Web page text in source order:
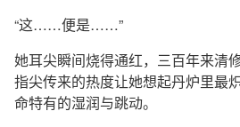
“这……便是……”
她耳尖瞬间烧得通红，三百年来清
指尖传来的热度让她想起丹炉里最
命特有的湿润与跳动。